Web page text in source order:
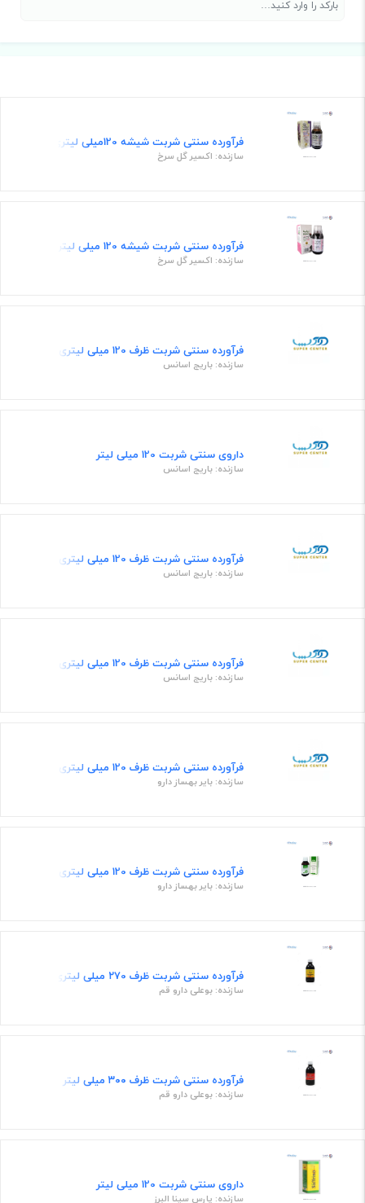
فرآورده سنتی شربت شیشه 120میلی لیتری
سازنده: اکسیر گل سرخ
فرآورده سنتی شربت شیشه 120 میلی لیتری
سازنده: اکسیر گل سرخ
فرآورده سنتی شربت ظرف 120 میلی لیتری
سازنده: باریج اسانس
داروی سنتی شربت 120 میلی لیتر
سازنده: باریج اسانس
فرآورده سنتی شربت ظرف 120 میلی لیتری
سازنده: باریج اسانس
فرآورده سنتی شربت ظرف 120 میلی لیتری
سازنده: باریج اسانس
فرآورده سنتی شربت ظرف 120 میلی لیتری
سازنده: بایر بهساز دارو
فرآورده سنتی شربت ظرف 120 میلی لیتری
سازنده: بایر بهساز دارو
فرآورده سنتی شربت ظرف ۲۷0 میلی لیتری
سازنده: بوعلی دارو قم
فرآورده سنتی شربت ظرف ۳۰۰ میلی لیتر
سازنده: بوعلی دارو قم
داروی سنتی شربت 120 میلی لیتر
سازنده: پارس سینا البرز